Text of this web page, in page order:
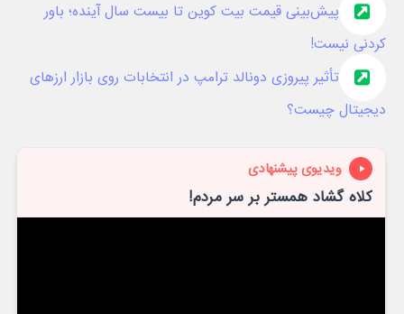
پیش‌بینی قیمت بیت کوین تا بیست سال آینده؛ باور
کردنی نیست!
تأثیر پیروزی دونالد ترامپ در انتخابات روی بازار ارزهای
دیجیتال چیست؟
ویدیوی پیشنهادی
کلاه گشاد همستر بر سر مردم!